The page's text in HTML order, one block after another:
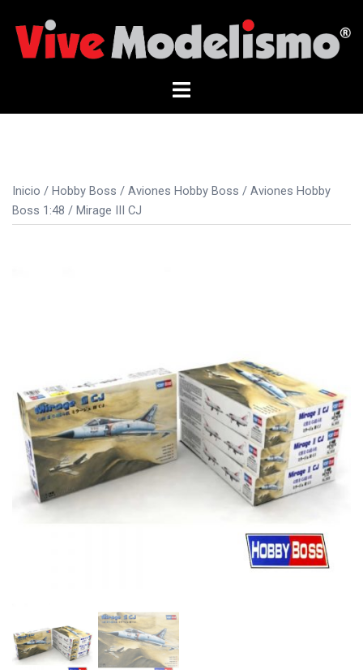
contenido
Alternar
Inicio / Hobby Boss / Aviones Hobby Boss / Aviones Hobby
Boss 1:48 / Mirage III CJ